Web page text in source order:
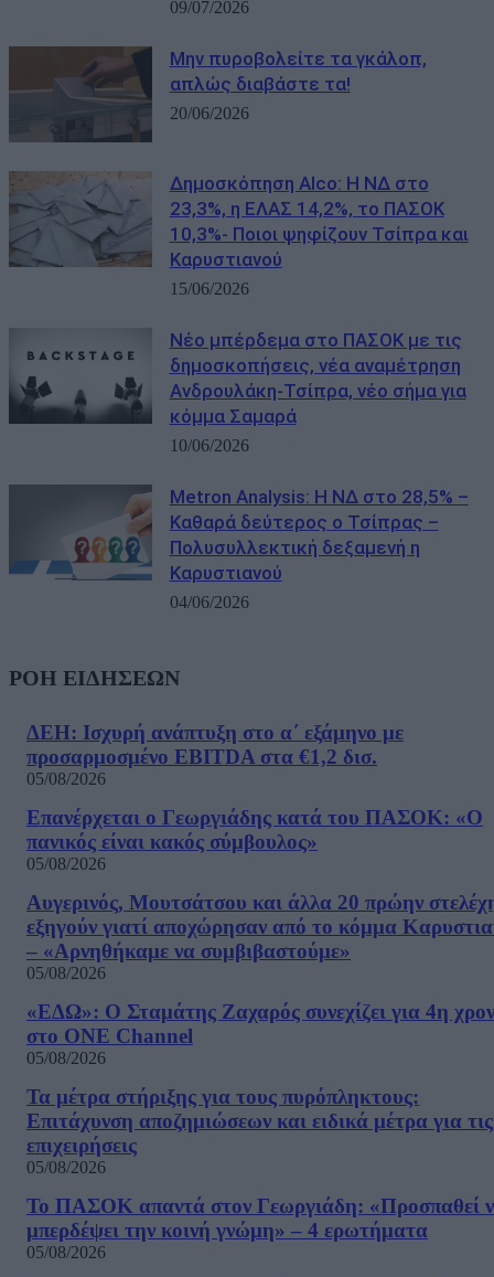
09/07/2026
Μην πυροβολείτε τα γκάλοπ,
απλώς διαβάστε τα!
20/06/2026
Δημοσκόπηση Alco: Η ΝΔ στο
23,3%, η ΕΛΑΣ 14,2%, το ΠΑΣΟΚ
10,3%- Ποιοι ψηφίζουν Τσίπρα και
Καρυστιανού
15/06/2026
Νέο μπέρδεμα στο ΠΑΣΟΚ με τις
δημοσκοπήσεις, νέα αναμέτρηση
Ανδρουλάκη-Τσίπρα, νέο σήμα για
κόμμα Σαμαρά
10/06/2026
Metron Analysis: Η ΝΔ στο 28,5% –
Καθαρά δεύτερος ο Τσίπρας –
Πολυσυλλεκτική δεξαμενή η
Καρυστιανού
04/06/2026
ΡΟΗ ΕΙΔΗΣΕΩΝ
ΔΕΗ: Ισχυρή ανάπτυξη στο α΄ εξάμηνο με
προσαρμοσμένο EBITDA στα €1,2 δισ.
05/08/2026
Επανέρχεται ο Γεωργιάδης κατά του ΠΑΣΟΚ: «Ο
πανικός είναι κακός σύμβουλος»
05/08/2026
Αυγερινός, Μουτσάτσου και άλλα 20 πρώην
εξηγούν γιατί αποχώρησαν από το κόμμα
– «Αρνηθήκαμε να συμβιβαστούμε»
05/08/2026
«ΕΔΩ»: Ο Σταμάτης Ζαχαρός συνεχίζει για 4η
στο ONE Channel
05/08/2026
Τα μέτρα στήριξης για τους πυρόπληκτους:
Επιτάχυνση αποζημιώσεων και ειδικά μέτρα για τις
επιχειρήσεις
05/08/2026
Το ΠΑΣΟΚ απαντά στον Γεωργιάδη: «Προσπαθεί
μπερδέψει την κοινή γνώμη» – 4 ερωτήματα
05/08/2026